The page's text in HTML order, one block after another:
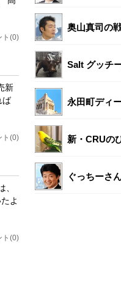
ト(0)
新
ば
ト(0)
よ
ト(0)
奥山真司の
Salt グッチ
永田町ディ
新・CRUの
ぐっちーさ